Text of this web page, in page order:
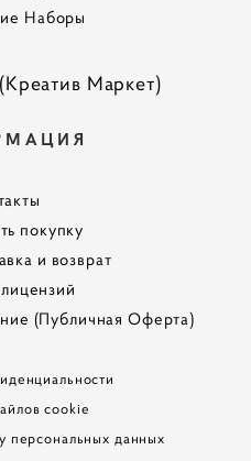
Наборы
Маркет)
покупку
и возврат
(Публичная Оферта)
cookie
персональных данных